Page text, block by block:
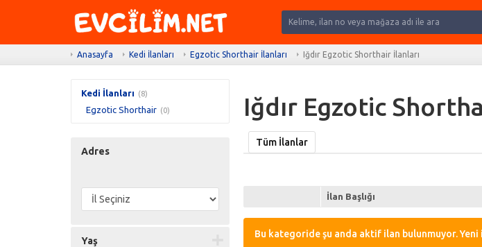
Anasayfa Kedi İlanları Egzotic Shorthair İlanları Iğdır Egzotic Shorthair İlanları
Kedi İlanları (8)
Egzotic Shorthair (0)
Adres
Yaş
Iğdır Egzotic
Tüm İlanlar
İlan Başlığı
Bu kategoride şu anda aktif ilan bulunmuyor.